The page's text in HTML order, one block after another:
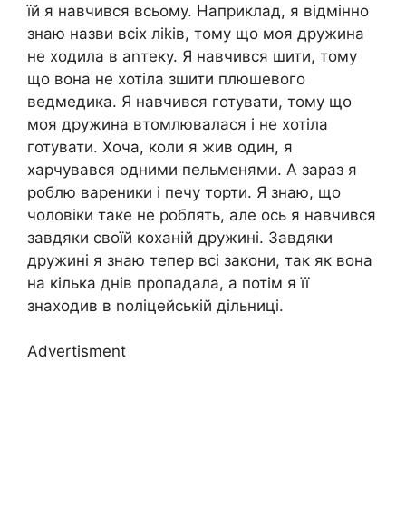
їй я навчився всьому. Наприклад, я відмінно
знаю назви всіх ліkів, тому що моя дружина
не ходила в аnтеку. Я навчився шити, тому
що вона не хотіла зшити плюшевого
ведмедика. Я навчився готувати, тому що
моя дружина втомлювалася і не хотіла
готувати. Хоча, коли я жив один, я
харчувався одними пельменями. А зараз я
роблю вареники і печу торти. Я знаю, що
чоловіки таке не роблять, але ось я навчився
завдяки своїй коханій дружині. Завдяки
дружині я знаю тепер всі закони, так як вона
на кілька днів пропадала, а потім я її
знаходив в nоліцейській дільниці.
Advertisment